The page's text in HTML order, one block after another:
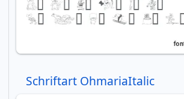
Schriftart OhmariaItalic